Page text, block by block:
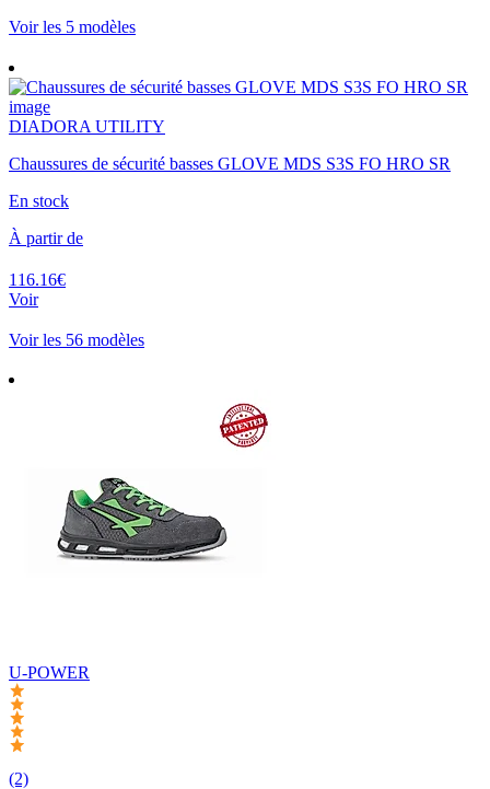
Voir les 5 modèles
DIADORA UTILITY
Chaussures de sécurité basses GLOVE MDS S3S FO HRO SR
En stock
À partir de
116.16€
Voir
Voir les 56 modèles
U-POWER
(2)